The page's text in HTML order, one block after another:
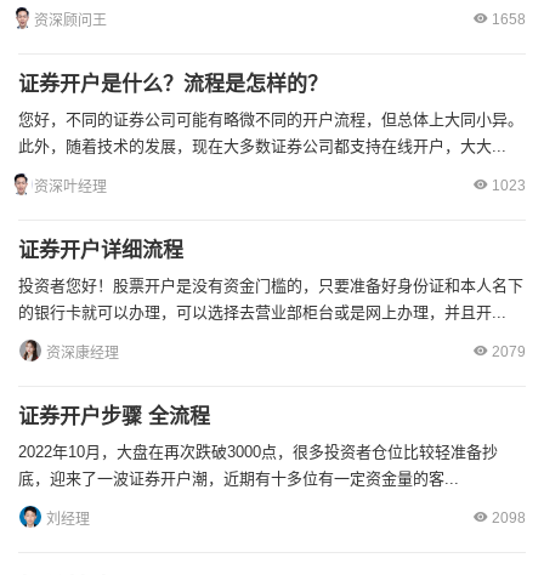
资深顾问王 1658
证券开户是什么？流程是怎样的？
您好，不同的证券公司可能有略微不同的开户流程，但总体上大同小异。
此外，随着技术的发展，现在大多数证券公司都支持在线开户，大大...
资深叶经理 1023
证券开户详细流程
投资者您好！股票开户是没有资金门槛的，只要准备好身份证和本人名下
的银行卡就可以办理，可以选择去营业部柜台或是网上办理，并且开...
资深康经理 2079
证券开户步骤 全流程
2022年10月，大盘在再次跌破3000点，很多投资者仓位比较轻准备抄
底，迎来了一波证券开户潮，近期有十多位有一定资金量的客...
刘经理 2098